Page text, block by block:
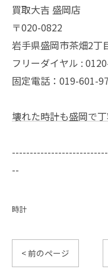
買取大吉 盛岡店
〒020-0822
岩手県盛岡市茶畑2丁
フリーダイヤル :
固定電話：019-601-
壊れた時計も盛岡で
--
時計
< 前のページ